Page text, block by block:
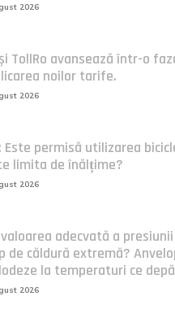
2026
TollRo avansează într-o
noilor tarife.
2026
Este permisă utilizarea
limita de înălțime?
2026
adecvată a
de căldură extremă?
la temperaturi ce
2026